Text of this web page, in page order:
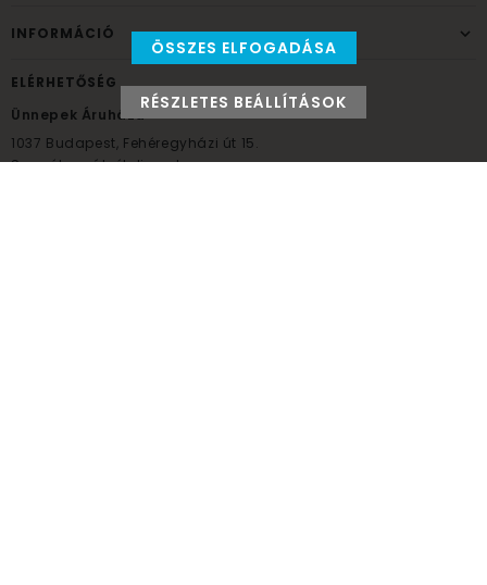
INFORMÁCIÓ
ELÉRHETŐSÉG
Ünnepek Áruháza
1037 Budapest, Fehéregyházi út 15.
Személyes átvételi pont
ÖSSZES ELFOGADÁSA
RÉSZLETES BEÁLLÍTÁSOK